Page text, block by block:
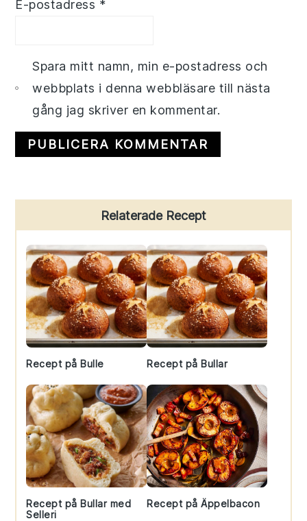
E-postadress *
Spara mitt namn, min e-postadress och
webbplats i denna webbläsare till nästa
gång jag skriver en kommentar.
Sidebar
Relaterade Recept
Recept på Bulle Recept på Bullar
Recept på Bullar med
Selleri
Recept på Äppelbacon